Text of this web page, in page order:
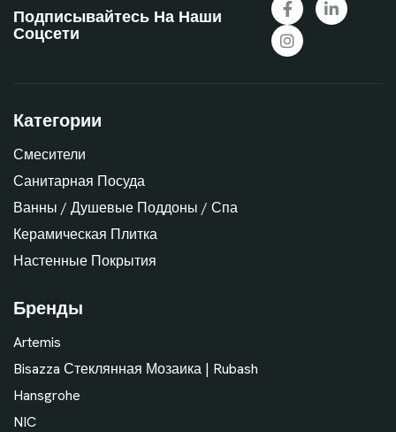
Подписывайтесь На Наши
Соцсети
Категории
Смесители
Санитарная Посуда
Ванны / Душевые Поддоны / Спа
Керамическая Плитка
Настенные Покрытия
Бренды
Artemis
Bisazza Стеклянная Мозаика | Rubash
Hansgrohe
NIC